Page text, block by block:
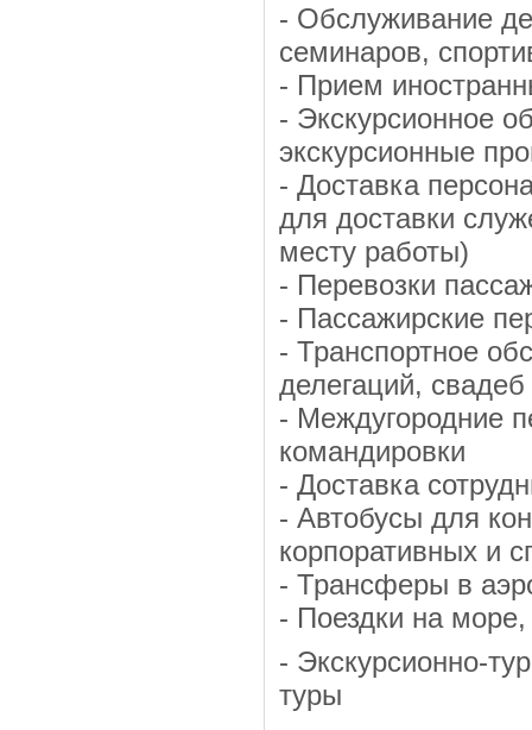
- Обслуживание
семинаров,
- Прием
- Экскурсионное
экскурсионные
- Доставка
для доставки
месту работы)
- Перевозки
- Пассажирские
- Транспортное
делегаций,
- Междугородние
командировки
- Доставка
- Автобусы для
корпоративных и
- Трансферы в
- Поездки на
- Экскурсионно-
туры